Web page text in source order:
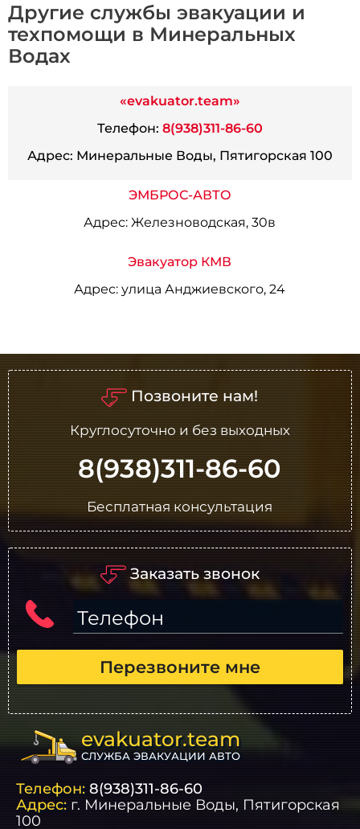
Другие службы эвакуации и
техпомощи в Минеральных
Водах
«evakuator.team»
Телефон: 8(938)311-86-60
Адрес: Минеральные Воды, Пятигорская 100
ЭМБРОС-АВТО
Адрес: Железноводская, 30в
Эвакуатор КМВ
Адрес: улица Анджиевского, 24
Позвоните нам!
Круглосуточно и без выходных
8(938)311-86-60
Бесплатная консультация
Заказать звонок
Телефон
Перезвоните мне
evakuator.team
СЛУЖБА ЭВАКУАЦИИ АВТО
Телефон: 8(938)311-86-60
Адрес: г. Минеральные Воды, Пятигорская
100